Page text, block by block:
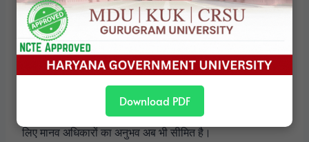
निष्कर्ष
समाज, संस्कृति, अर्थव्यवस्था और राजनीति—सभी के संगम पर कार्य
करती है। मज़बूत संवैधानिक प्रतिबद्धताओं के बावजूद, लाखों लोगों के
लिए मानव अधिकारों का अनुभव अब भी सीमित है।
Download PDF